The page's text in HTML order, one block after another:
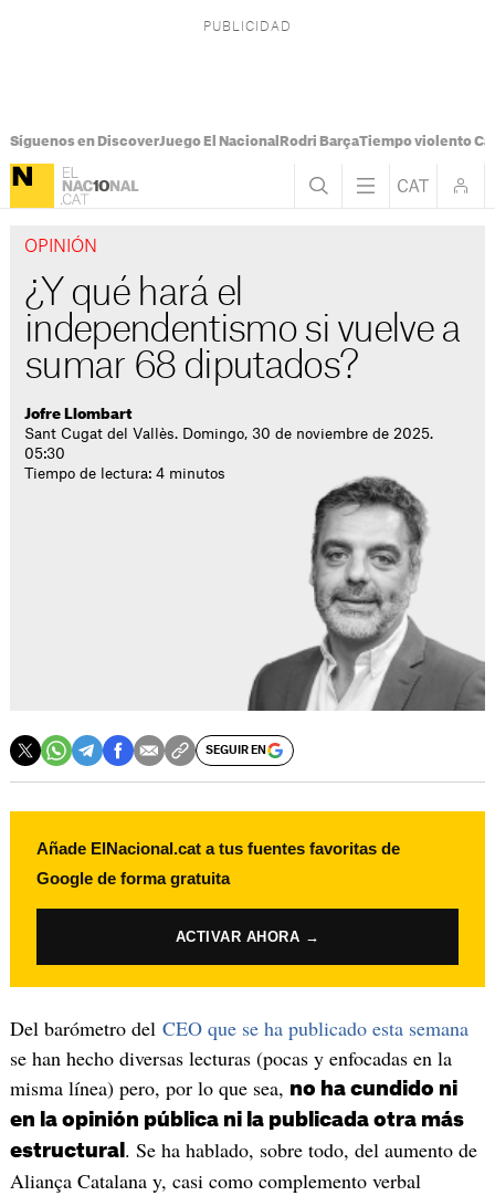
Síguenos en DiscoverJuego El Nacional Rodri BarçaTiempo violento
OPINIÓN
¿Y qué hará el
independentismo si vuelve a
sumar 68 diputados?
Jofre Llombart
Sant Cugat del Vallès. Domingo, 30 de noviembre de 2025.
05:30
Tiempo de lectura: 4 minutos
SEGUIR EN
Añade ElNacional.cat a tus fuentes favoritas de
Google de forma gratuita
ACTIVAR AHORA →
Del barómetro del CEO que se ha publicado esta semana
se han hecho diversas lecturas (pocas y enfocadas en la
misma línea) pero, por lo que sea, no ha cundido ni
en la opinión pública ni la publicada otra más
estructural . Se ha hablado, sobre todo, del aumento de
Aliança Catalana y, casi como complemento verbal